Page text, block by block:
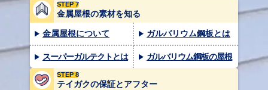
STEP 7
金属屋根の素材を知る
金属屋根について ガルバリウム鋼板とは
スーパーガルテクトとは ガルバリウム鋼板の屋根
STEP 8
テイガクの保証とアフター